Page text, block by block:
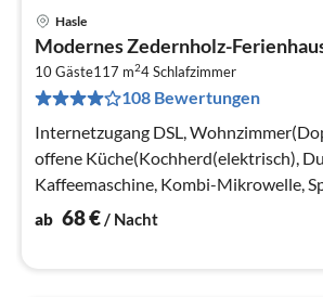
Hasle
Modernes Zedernholz-
10 Gäste117 m24Schlafzimmer
108 Bewertungen
Internetzugang DSL,
offene Küche(Kochherd(elektrisch),
Kaffeemaschine, Kombi-Mikrowelle,
Kühlschrank(+ Gefrierfach)
ab 68€/ Nacht